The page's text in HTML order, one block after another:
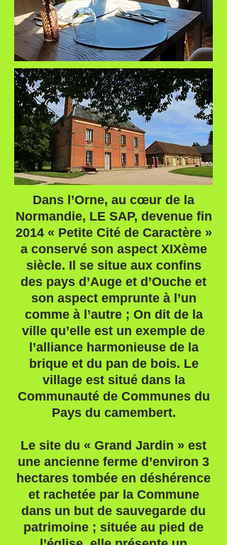
Dans l’Orne, au cœur de la
Normandie, LE SAP, devenue fin
2014 « Petite Cité de Caractère »
a conservé son aspect XIXème
siècle. Il se situe aux confins
des pays d’Auge et d’Ouche et
son aspect emprunte à l’un
comme à l’autre ; On dit de la
ville qu’elle est un exemple de
l’alliance harmonieuse de la
brique et du pan de bois. Le
village est situé dans la
Communauté de Communes du
Pays du camembert.
Le site du « Grand Jardin » est
une ancienne ferme d’environ 3
hectares tombée en déshérence
et rachetée par la Commune
dans un but de sauvegarde du
patrimoine ; située au pied de